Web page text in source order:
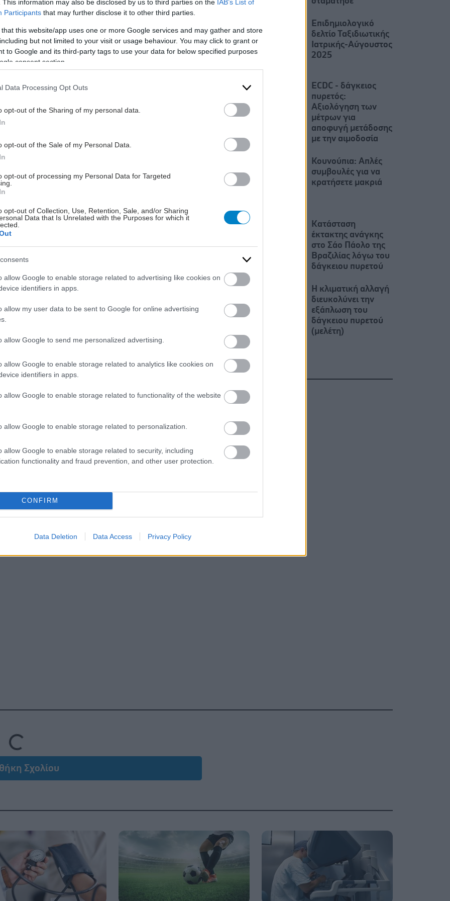
This information may also be disclosed by us to third parties on the IAB’s List of
Participants that may further disclose it to other third parties.
that this website/app uses one or more Google services and may gather and store
but not limited to your visit or usage behaviour. You may click to grant or
to Google and its third-party tags to use your data for below specified purposes
consent section.
Data Processing Opt Outs
opt-out of the Sharing of my personal data.
opt-out of the Sale of my Personal Data.
opt-out of processing my Personal Data for Targeted
opt-out of Collection, Use, Retention, Sale, and/or Sharing
Data that Is Unrelated with the Purposes for which it
allow Google to enable storage related to advertising like cookies on
identifiers in apps.
allow my user data to be sent to Google for online advertising
allow Google to send me personalized advertising.
allow Google to enable storage related to analytics like cookies on
identifiers in apps.
allow Google to enable storage related to functionality of the website
allow Google to enable storage related to personalization.
allow Google to enable storage related to security, including
functionality and fraud prevention, and other user protection.
CONFIRM
Data Deletion Data Access Privacy Policy
του ΙΣΑ
στρες: Ουσία της ιατρικής
Αίρεται η απαγόρευση για τη χρήση του
Επιδημιολογικό
δελτίο Ταξιδιωτικής
Ιατρικής-Αύγουστος
2025
ECDC - δάγκειος
πυρετός:
Αξιολόγηση των
μέτρων για
αποφυγή μετάδοσης
με την αιμοδοσία
Κουνούπια: Απλές
συμβουλές για να
κρατήσετε μακριά
Kατάσταση
έκτακτης ανάγκης
στο Σάο Πάολο της
Βραζιλίας λόγω του
δάγκειου πυρετού
Η κλιματική αλλαγή
διευκολύνει την
εξάπλωση του
δάγκειου πυρετού
(μελέτη)
Loading...Σχολίου